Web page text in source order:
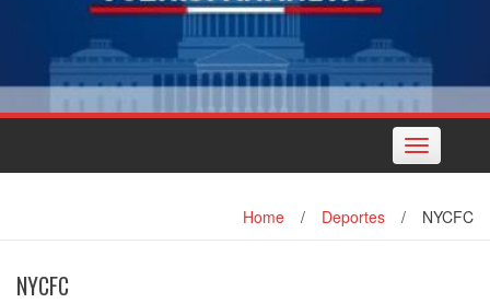
Toggle
navigation
Home / Deportes / NYCFC
NYCFC